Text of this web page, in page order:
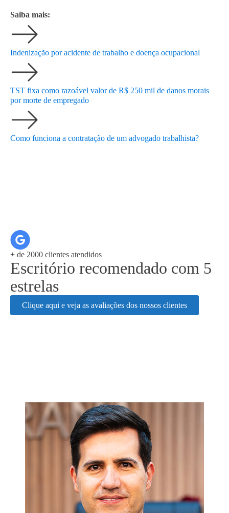
Saiba mais:
Indenização por acidente de trabalho e doença ocupacional
TST fixa como razoável valor de R$ 250 mil de danos morais
por morte de empregado
Como funciona a contratação de um advogado trabalhista?
+ de 2000 clientes atendidos
Escritório recomendado com 5
estrelas
Clique aqui e veja as avaliações dos nossos clientes